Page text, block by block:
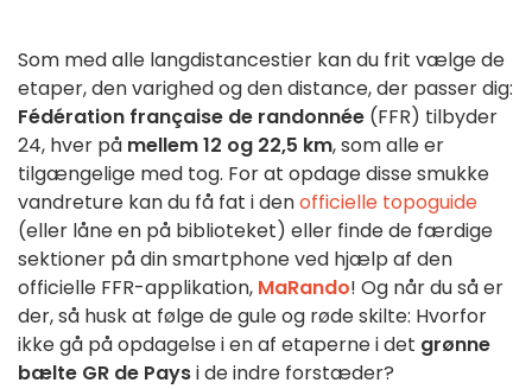
Som med alle langdistancestier kan du frit vælge de
etaper, den varighed og den distance, der passer dig:
Fédération française de randonnée (FFR) tilbyder
24, hver på mellem 12 og 22,5 km, som alle er
tilgængelige med tog. For at opdage disse smukke
vandreture kan du få fat i denofficielle topoguide
(eller låne en på biblioteket) eller finde de færdige
sektioner på din smartphone ved hjælp af den
officielle FFR-applikation, MaRando! Og når du så er
der, så husk at følge de gule og røde skilte: Hvorfor
ikke gå på opdagelse i en af etaperne i det grønne
bælte GR de Paysi de indre forstæder?